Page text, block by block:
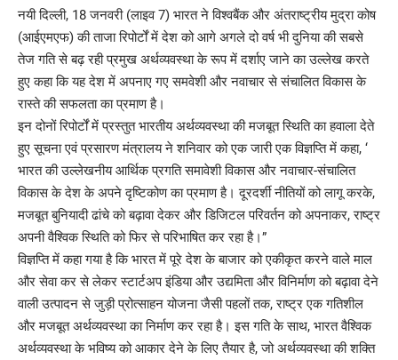
नयी दिल्ली, 18 जनवरी (लाइव 7) भारत ने विश्वबैंक और अंतराष्ट्रीय मुद्रा कोष
(आईएमएफ) की ताजा रिपोर्टों में देश को आगे अगले दो वर्ष भी दुनिया की सबसे
तेज गति से बढ़ रही प्रमुख अर्थव्यवस्था के रूप में दर्शाए जाने का उल्लेख करते
हुए कहा कि यह देश में अपनाए गए समवेशी और नवाचार से संचालित विकास के
रास्ते की सफलता का प्रमाण है।
इन दोनों रिपोर्टों में प्रस्तुत भारतीय अर्थव्यवस्था की मजबूत स्थिति का हवाला देते
हुए सूचना एवं प्रसारण मंत्रालय ने शनिवार को एक जारी एक विज्ञप्ति में कहा, ‘
भारत की उल्लेखनीय आर्थिक प्रगति समावेशी विकास और नवाचार-संचालित
विकास के देश के अपने दृष्टिकोण का प्रमाण है। दूरदर्शी नीतियों को लागू करके,
मजबूत बुनियादी ढांचे को बढ़ावा देकर और डिजिटल परिवर्तन को अपनाकर, राष्ट्र
अपनी वैश्विक स्थिति को फिर से परिभाषित कर रहा है।”
विज्ञप्ति में कहा गया है कि भारत में पूरे देश के बाजार को एकीकृत करने वाले माल
और सेवा कर से लेकर स्टार्टअप इंडिया और उद्यमिता और विनिर्माण को बढ़ावा देने
वाली उत्पादन से जुड़ी प्रोत्साहन योजना जैसी पहलों तक, राष्ट्र एक गतिशील
और मजबूत अर्थव्यवस्था का निर्माण कर रहा है। इस गति के साथ, भारत वैश्विक
अर्थव्यवस्था के भविष्य को आकार देने के लिए तैयार है, जो अर्थव्यवस्था की शक्ति